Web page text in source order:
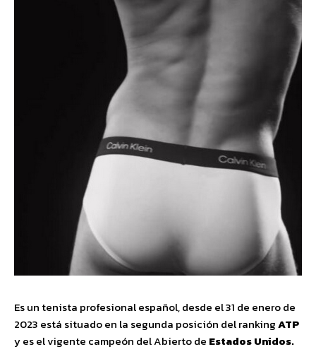
Es un tenista profesional español, desde el 31 de enero de
2023 está situado en la segunda posición del rankingATP
y es el vigente campeón del Abierto de Estados Unidos.​